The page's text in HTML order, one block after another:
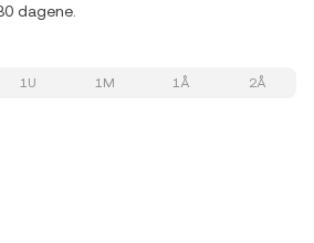
dagene.
1U 1M 1Å 2Å